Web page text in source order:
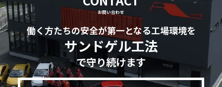
お問い合わせ
働く方たちの安全が第一となる工場環境を
サンドゲル工法
で守り続けます